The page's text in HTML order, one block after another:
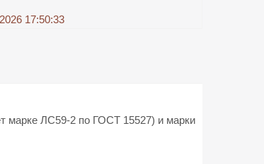
17:50:33
марке ЛС59-2 по ГОСТ 15527) и марки